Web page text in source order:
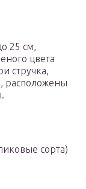
25 см,
цвета
стручка,
расположены
сорта)